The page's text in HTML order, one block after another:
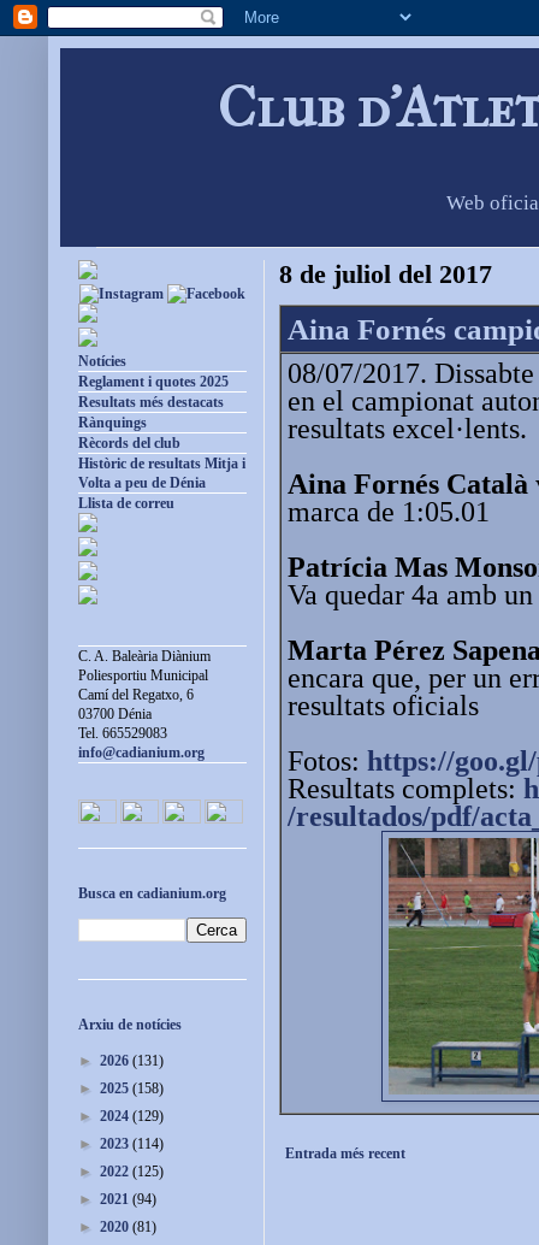
Club
Web
8 de juliol del 2017
Aina Fornés
08/07/2017.
en el campionat
resultats excel·lents.
Aina Fornés Català
marca de 1:05.01
Patrícia Mas
Va quedar 4a amb
Marta Pérez
encara que, per un
resultats oficials
Fotos: https://
Resultats complets:
/resultados/pdf/
Entrada més recent
Notícies
Reglament i quotes 2025
Resultats més destacats
Rànquings
Rècords del club
Històric de resultats Mitja i
Volta a peu de Dénia
Llista de correu
C. A. Baleària Diànium
Poliesportiu Municipal
Camí del Regatxo, 6
03700 Dénia
Tel. 665529083
info@cadianium.org
Busca en cadianium.org
Arxiu de notícies
► 2026 (131)
► 2025 (158)
► 2024 (129)
► 2023 (114)
► 2022 (125)
► 2021 (94)
► 2020 (81)